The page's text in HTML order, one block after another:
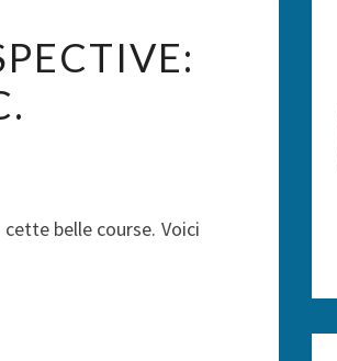
cette belle course. Voici